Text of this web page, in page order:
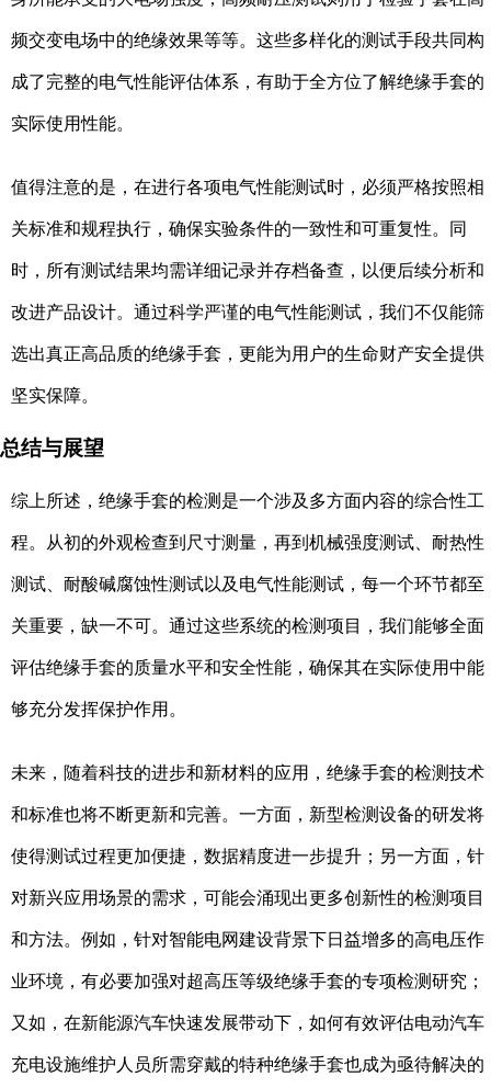
频交变电场中的绝缘效果等等。这些多样化的测试手段共同构
成了完整的电气性能评估体系，有助于全方位了解绝缘手套的
实际使用性能。
值得注意的是，在进行各项电气性能测试时，必须严格按照相
关标准和规程执行，确保实验条件的一致性和可重复性。同
时，所有测试结果均需详细记录并存档备查，以便后续分析和
改进产品设计。通过科学严谨的电气性能测试，我们不仅能筛
选出真正高品质的绝缘手套，更能为用户的生命财产安全提供
坚实保障。
总结与展望
综上所述，绝缘手套的检测是一个涉及多方面内容的综合性工
程。从初的外观检查到尺寸测量，再到机械强度测试、耐热性
测试、耐酸碱腐蚀性测试以及电气性能测试，每一个环节都至
关重要，缺一不可。通过这些系统的检测项目，我们能够全面
评估绝缘手套的质量水平和安全性能，确保其在实际使用中能
够充分发挥保护作用。
未来，随着科技的进步和新材料的应用，绝缘手套的检测技术
和标准也将不断更新和完善。一方面，新型检测设备的研发将
使得测试过程更加便捷，数据精度进一步提升；另一方面，针
对新兴应用场景的需求，可能会涌现出更多创新性的检测项目
和方法。例如，针对智能电网建设背景下日益增多的高电压作
业环境，有必要加强对超高压等级绝缘手套的专项检测研究；
又如，在新能源汽车快速发展带动下，如何有效评估电动汽车
充电设施维护人员所需穿戴的特种绝缘手套也成为亟待解决的